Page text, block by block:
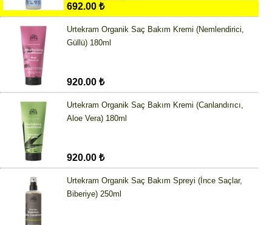
692.00 ₺
Urtekram Organik Saç Bakım Kremi (Nemlendirici,
Güllü) 180ml
920.00 ₺
Urtekram Organik Saç Bakım Kremi (Canlandırıcı,
Aloe Vera) 180ml
920.00 ₺
Urtekram Organik Saç Bakım Spreyi (İnce Saçlar,
Biberiye) 250ml